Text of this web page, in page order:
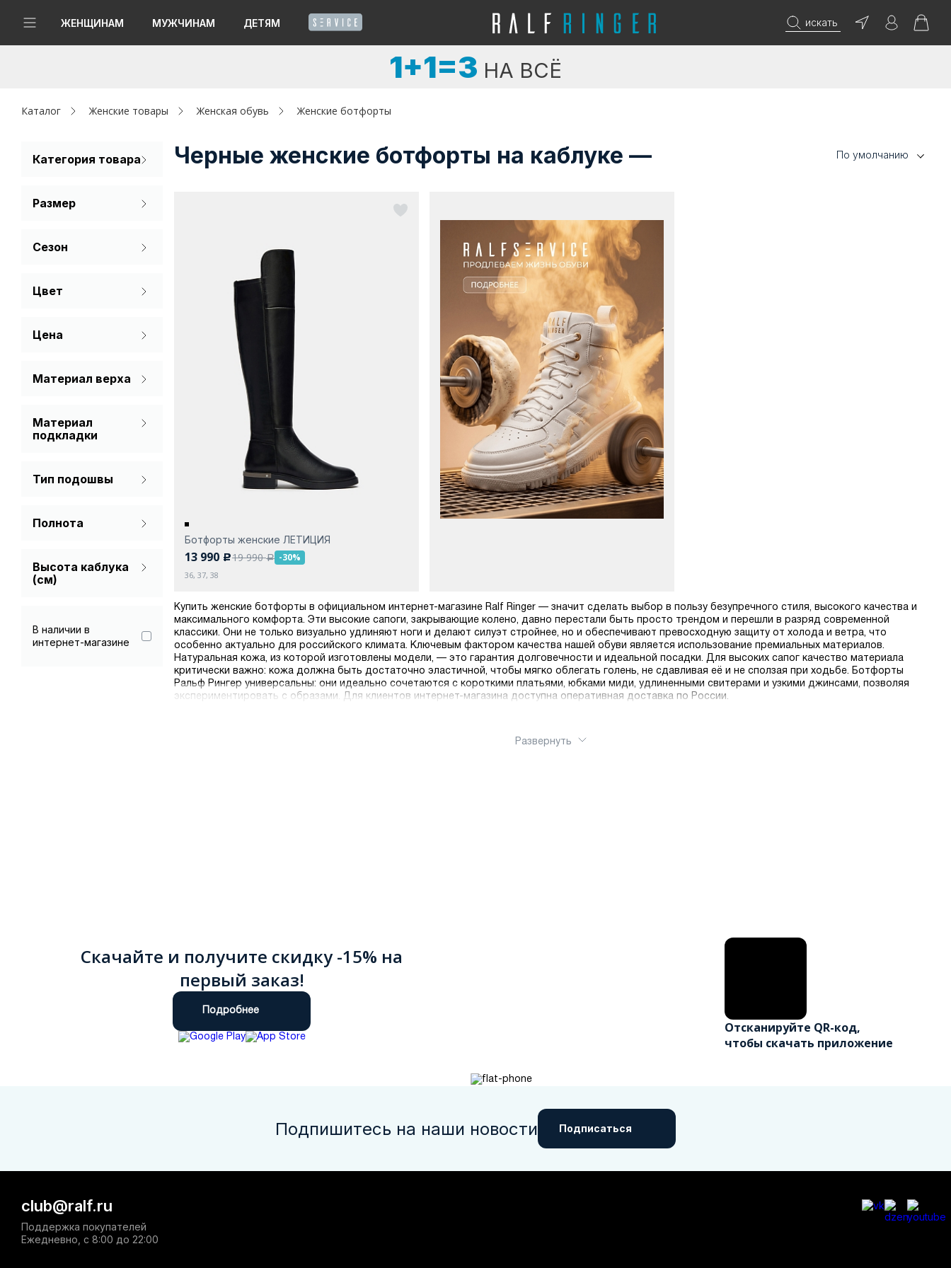
ЖЕНЩИНАМ МУЖЧИНАМ ДЕТЯМ искать
Женщинам
Капсула
Аутлет
1+1=3 НА ВСЁ
Каталог Женские товары Женская обувь Женские ботфорты
Категория товара
Размер
Сезон
Цвет
Цена
Материал верха
Материал
подкладки
Тип подошвы
Полнота
Высота каблука
(см)
В наличии в
интернет-магазине
Черные женские ботфорты на каблуке — По умолчанию
Ботфорты женские ЛЕТИЦИЯ
13 990 c19 990a -30%
36, 37, 38
Купить женские ботфорты в официальном интернет-магазине Ralf Ringer — значит сделать выбор в пользу безупречного стиля, высокого качества и
максимального комфорта. Эти высокие сапоги, закрывающие колено, давно перестали быть просто трендом и перешли в разряд современной
классики. Они не только визуально удлиняют ноги и делают силуэт стройнее, но и обеспечивают превосходную защиту от холода и ветра, что
особенно актуально для российского климата. Ключевым фактором качества нашей обуви является использование премиальных материалов.
Натуральная кожа, из которой изготовлены модели, — это гарантия долговечности и идеальной посадки. Для высоких сапог качество материала
критически важно: кожа должна быть достаточно эластичной, чтобы мягко облегать голень, не сдавливая её и не сползая при ходьбе. Ботфорты
Ральф Рингер универсальны: они идеально сочетаются с короткими платьями, юбками миди, удлиненными свитерами и узкими джинсами, позволяя
экспериментировать с образами. Для клиентов интернет-магазина доступна оперативная доставка по России.
Развернуть
Скачайте и получите скидку -15% на
первый заказ!
Подробнее
Отсканируйте QR-код,
чтобы скачать приложение
Подпишитесь на наши новости Подписаться
club@ralf.ru
Поддержка покупателей
Ежедневно, с 8:00 до 22:00